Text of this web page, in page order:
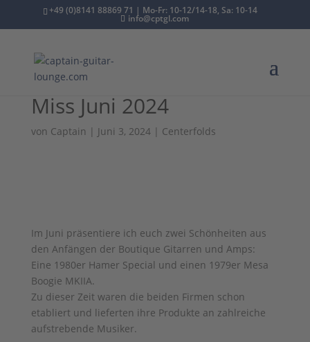
+49 (0)8141 88869 71 | Mo-Fr: 10-12/14-18, Sa: 10-14
info@cptgl.com
Miss Juni 2024
von Captain | Juni 3, 2024| Centerfolds
Im Juni präsentiere ich euch zwei Schönheiten aus
den Anfängen der Boutique Gitarren und Amps:
Eine 1980er Hamer Special und einen 1979er Mesa
Boogie MKIIA.
Zu dieser Zeit waren die beiden Firmen schon
etabliert und lieferten ihre Produkte an zahlreiche
aufstrebende Musiker.